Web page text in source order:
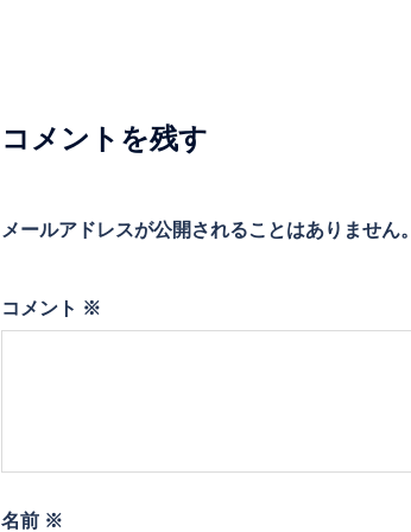
コメントを残す
メールアドレスが公開されることはありません。
コメント ※
名前 ※